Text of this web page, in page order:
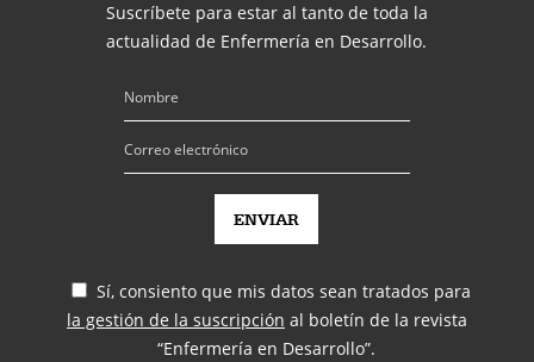
Suscríbete para estar al tanto de toda la
actualidad de Enfermería en Desarrollo.
Sí, consiento que mis datos sean tratados para
la gestión de la suscripción al boletín de la revista
“Enfermería en Desarrollo”.